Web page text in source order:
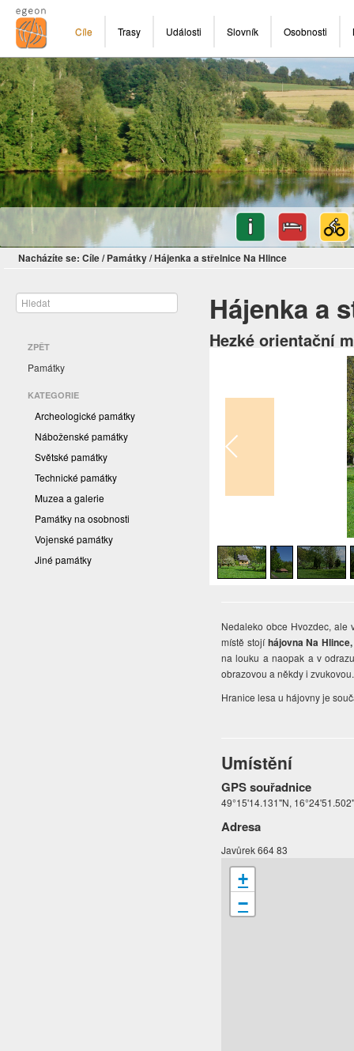
Cíle Trasy Události Slovník Osobnosti
Nacházíte se: Cíle/ Památky/Hájenka a střelnice Na Hlince
ZPĚT
Památky
KATEGORIE
Archeologické památky
Náboženské památky
Světské památky
Technické památky
Muzea a galerie
Památky na osobnosti
Vojenské památky
Jiné památky
Hájenka a
Hezké orientační
Nedaleko obce Hvozdec, ale
místě stojíhájovna Na Hlince,
na louku a naopak a v
obrazovou a někdy i zvukovou.
Hranice lesa u hájovny je
Umístění
GPS souřadnice
49°15'14.131"N,
Adresa
Javůrek 664 83
+
−